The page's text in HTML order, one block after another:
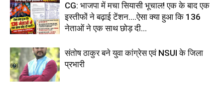
CG: भाजपा में मचा सियासी भूचाल! एक के बाद एक
इस्तीफों ने बढ़ाई टेंशन....ऐसा क्या हुआ कि 136
नेताओं ने एक साथ छोड़ दी...
संतोष ठाकुर बने युवा कांग्रेस एवं NSUI के जिला
प्रभारी